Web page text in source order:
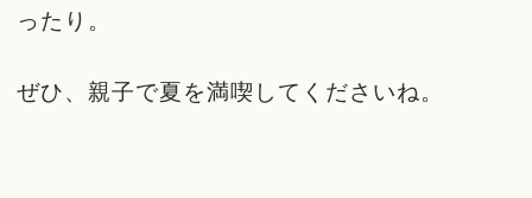
ったり。
ぜひ、親子で夏を満喫してくださいね。